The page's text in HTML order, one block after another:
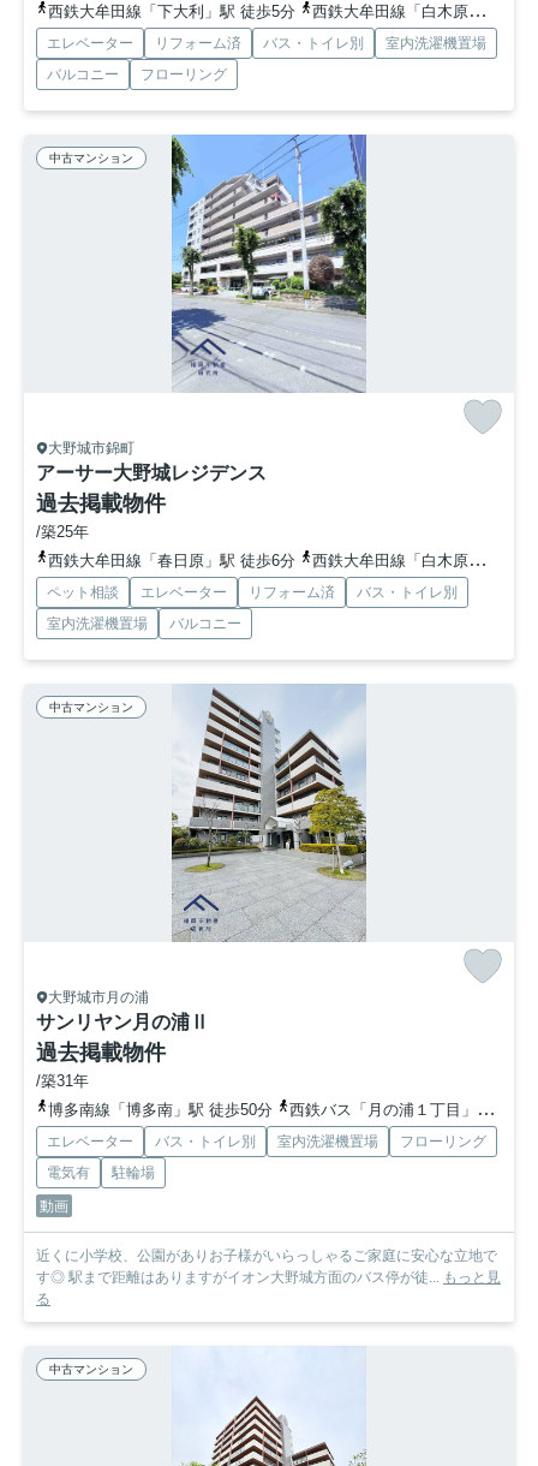
西鉄大牟田線「下大利」駅 徒歩5分 西鉄大牟田線「白木原」駅 徒歩11分
エレベーター リフォーム済 バス・トイレ別
室内洗濯機置場
バルコニー
フローリング
中古マンション
大野城市錦町
アーサー大野城レジデンス
過去掲載物件
/築25年
西鉄大牟田線「春日原」駅 徒歩6分
西鉄大牟田線「白木原」駅 徒歩13分
ペット相談 エレベーター リフォーム済
バス・トイレ別
室内洗濯機置場
バルコニー
中古マンション
大野城市月の浦
サンリヤン月の浦Ⅱ
過去掲載物件
/築31年
博多南線「博多南」駅 徒歩50分
西鉄バス「月の浦１丁目」バス停下車 徒歩1分
エレベーター バス・トイレ別 室内洗濯機置場
フローリング
電気有
駐輪場
動画
近くに小学校、公園がありお子様がいらっしゃるご家庭に安心な立地で
す◎ 駅まで距離はありますがイオン大野城方面のバス停が徒... もっと見
る
中古マンション